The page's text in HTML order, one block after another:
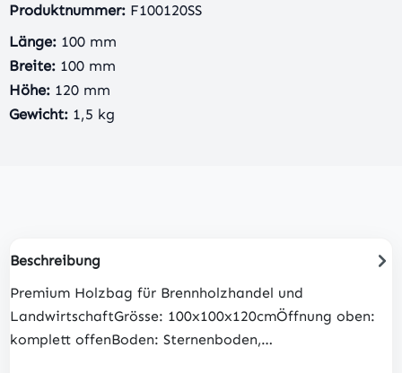
Produktnummer: F100120SS
Länge: 100 mm
Breite: 100 mm
Höhe: 120 mm
Gewicht: 1,5 kg
Beschreibung
Premium Holzbag für Brennholzhandel und
LandwirtschaftGrösse: 100x100x120cmÖffnung oben:
komplett offenBoden: Sternenboden,…